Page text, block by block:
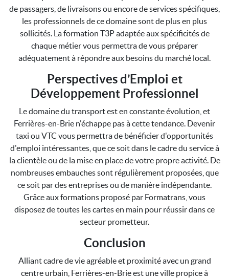
de passagers, de livraisons ou encore de services spécifiques,
les professionnels de ce domaine sont de plus en plus
sollicités. La formation T3P adaptée aux spécificités de
chaque métier vous permettra de vous préparer
adéquatement à répondre aux besoins du marché local.
Perspectives d’Emploi et
Développement Professionnel
Le domaine du transport est en constante évolution, et
Ferrières-en-Brie n'échappe pas à cette tendance. Devenir
taxi ou VTC vous permettra de bénéficier d'opportunités
d'emploi intéressantes, que ce soit dans le cadre du service à
la clientèle ou de la mise en place de votre propre activité. De
nombreuses embauches sont régulièrement proposées, que
ce soit par des entreprises ou de manière indépendante.
Grâce aux formations proposé par Formatrans, vous
disposez de toutes les cartes en main pour réussir dans ce
secteur prometteur.
Conclusion
Alliant cadre de vie agréable et proximité avec un grand
centre urbain, Ferrières-en-Brie est une ville propice à